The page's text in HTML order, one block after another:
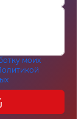
моих